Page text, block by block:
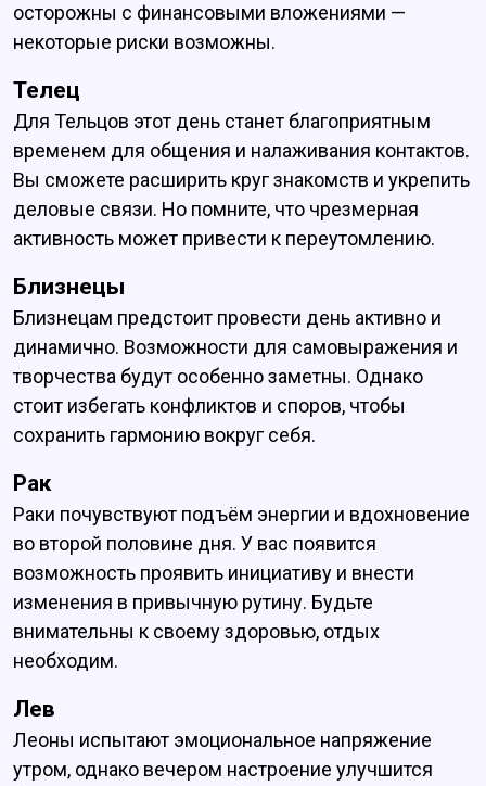
осторожны с финансовыми вложениями —
некоторые риски возможны.
Телец
Для Тельцов этот день станет благоприятным
временем для общения и налаживания контактов.
Вы сможете расширить круг знакомств и укрепить
деловые связи. Но помните, что чрезмерная
активность может привести к переутомлению.
Близнецы
Близнецам предстоит провести день активно и
динамично. Возможности для самовыражения и
творчества будут особенно заметны. Однако
стоит избегать конфликтов и споров, чтобы
сохранить гармонию вокруг себя.
Рак
Раки почувствуют подъём энергии и вдохновение
во второй половине дня. У вас появится
возможность проявить инициативу и внести
изменения в привычную рутину. Будьте
внимательны к своему здоровью, отдых
необходим.
Лев
Леоны испытают эмоциональное напряжение
утром, однако вечером настроение улучшится